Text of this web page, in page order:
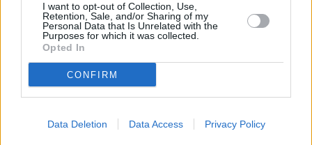
I want to opt-out of Collection, Use,
Retention, Sale, and/or Sharing of my
Personal Data that Is Unrelated with the
Purposes for which it was collected.
Opted In
CONFIRM
Data Deletion Data Access Privacy Policy